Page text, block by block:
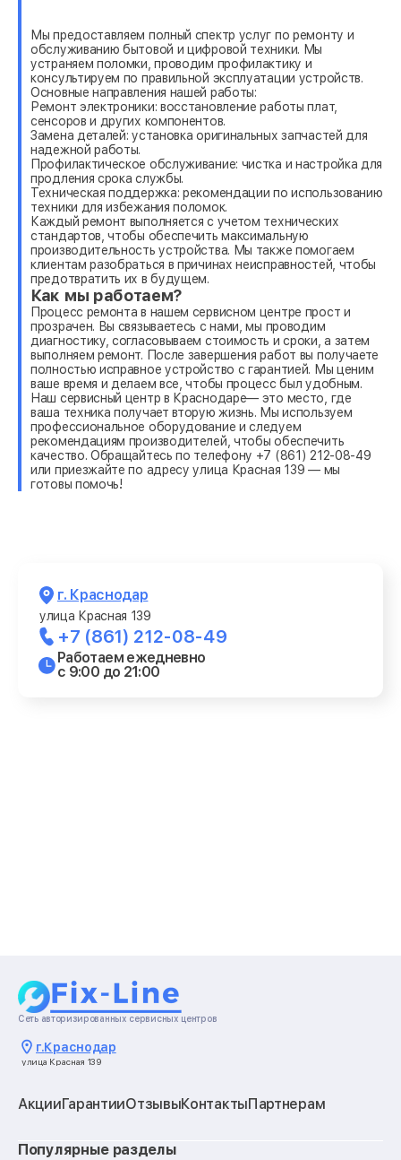
Мы предоставляем полный спектр услуг по ремонту и
обслуживанию бытовой и цифровой техники. Мы
устраняем поломки, проводим профилактику и
консультируем по правильной эксплуатации устройств.
Основные направления нашей работы:
Ремонт электроники: восстановление работы плат,
сенсоров и других компонентов.
Замена деталей: установка оригинальных запчастей для
надежной работы.
Профилактическое обслуживание: чистка и настройка для
продления срока службы.
Техническая поддержка: рекомендации по использованию
техники для избежания поломок.
Каждый ремонт выполняется с учетом технических
стандартов, чтобы обеспечить максимальную
производительность устройства. Мы также помогаем
клиентам разобраться в причинах неисправностей, чтобы
предотвратить их в будущем.
Как мы работаем?
Процесс ремонта в нашем сервисном центре прост и
прозрачен. Вы связываетесь с нами, мы проводим
диагностику, согласовываем стоимость и сроки, а затем
выполняем ремонт. После завершения работ вы получаете
полностью исправное устройство с гарантией. Мы ценим
ваше время и делаем все, чтобы процесс был удобным.
Наш сервисный центр в Краснодаре— это место, где
ваша техника получает вторую жизнь. Мы используем
профессиональное оборудование и следуем
рекомендациям производителей, чтобы обеспечить
качество. Обращайтесь по телефону +7 (861) 212-08-49
или приезжайте по адресу улица Красная 139 — мы
готовы помочь!
г. Краснодар
улица Красная 139
+7 (861) 212-08-49
Работаем ежедневно
с 9:00 до 21:00
Сеть авторизированных сервисных центров
г.Краснодар
улица Красная 139
АкцииГарантииОтзывыКонтактыПартнерам
Популярные разделы